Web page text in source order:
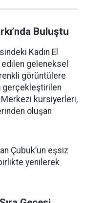
Buluştu
Kadın El
geleneksel
görüntülere
gerçekleştirilen
kursiyerleri,
oluşan
Çubuk’un eşsiz
yenilerek